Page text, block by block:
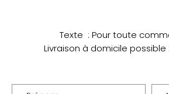
Texte : Pour toute
Livraison à domicile